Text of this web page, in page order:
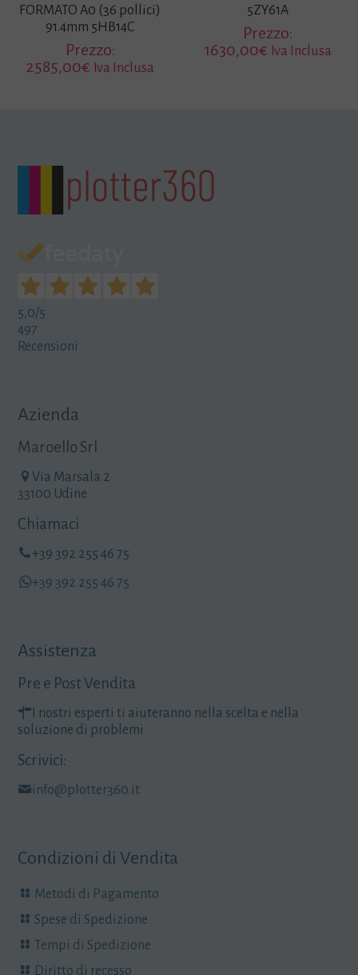
FORMATO A0 (36 pollici)
91.4mm 5HB14C
Prezzo:
2585,00€ Iva Inclusa
5ZY61A
Prezzo:
1630,00€ Iva Inclusa
5,0/5
497
Recensioni
Azienda
Maroello Srl
Via Marsala 2
33100 Udine
Chiamaci
+39 392 255 46 75
+39 392 255 46 75
Assistenza
Pre e Post Vendita
I nostri esperti ti aiuteranno nella scelta e nella
soluzione di problemi
Scrivici:
info@plotter360.it
Condizioni di Vendita
Metodi di Pagamento
Spese di Spedizione
Tempi di Spedizione
Diritto di recesso